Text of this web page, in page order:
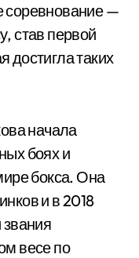
соревнование —
став первой
достигла таких
начала
боях и
бокса. Она
и в 2018
звания
весе по